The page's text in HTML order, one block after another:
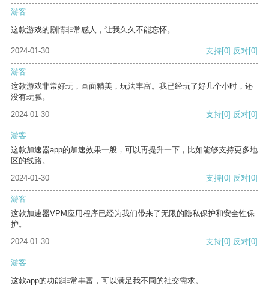
游客
这款游戏的剧情非常感人，让我久久不能忘怀。
2024-01-30 支持[0] 反对[0]
游客
这款游戏非常好玩，画面精美，玩法丰富。我已经玩了好几个小时，还
没有玩腻。
2024-01-30
支持[0] 反对[0]
游客
这款加速器app的加速效果一般，可以再提升一下，比如能够支持更多地
区的线路。
2024-01-30
支持[0] 反对[0]
游客
这款加速器VPM应用程序已经为我们带来了无限的隐私保护和安全性保
护。
2024-01-30
支持[0] 反对[0]
游客
这款app的功能非常丰富，可以满足我不同的社交需求。